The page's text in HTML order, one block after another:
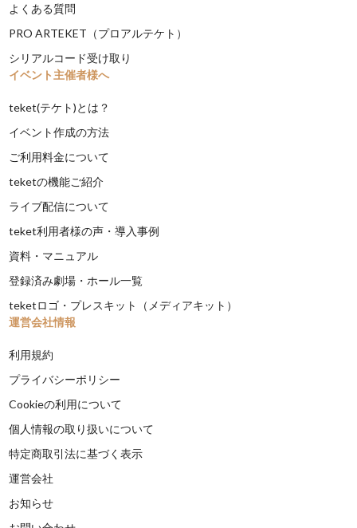
よくある質問
PRO ARTEKET（プロアルテケト）
シリアルコード受け取り
イベント主催者様へ
teket(テケト)とは？
イベント作成の方法
ご利用料金について
teketの機能ご紹介
ライブ配信について
teket利用者様の声・導入事例
資料・マニュアル
登録済み劇場・ホール一覧
teketロゴ・プレスキット（メディアキット）
運営会社情報
利用規約
プライバシーポリシー
Cookieの利用について
個人情報の取り扱いについて
特定商取引法に基づく表示
運営会社
お知らせ